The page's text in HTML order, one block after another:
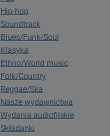
Hip-hop
Soundtrack
Blues/Funk/Soul
Klasyka
Ethno/World music
Folk/Country
Reggae/Ska
Nasze wydawnictwa
Wydania audiofilskie
Składanki